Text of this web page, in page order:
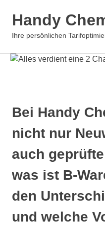
InhaltHandy
Ihre persönlichen
Bei Handy
nicht nur
auch
was ist B-
den
und welche